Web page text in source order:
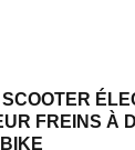
FREINS À